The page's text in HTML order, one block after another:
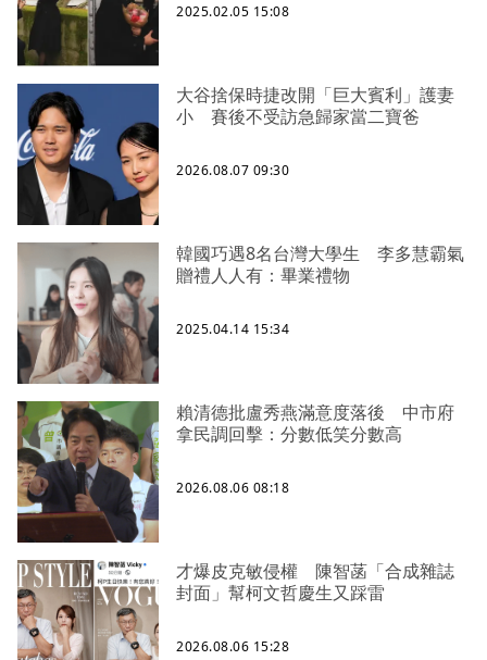
2025.02.05 15:08
大谷捨保時捷改開「巨大賓利」護妻
小 賽後不受訪急歸家當二寶爸
2026.08.07 09:30
韓國巧遇8名台灣大學生 李多慧霸氣
贈禮人人有：畢業禮物
2025.04.14 15:34
賴清德批盧秀燕滿意度落後 中市府
拿民調回擊：分數低笑分數高
2026.08.06 08:18
才爆皮克敏侵權 陳智菡「合成雜誌
封面」幫柯文哲慶生又踩雷
2026.08.06 15:28